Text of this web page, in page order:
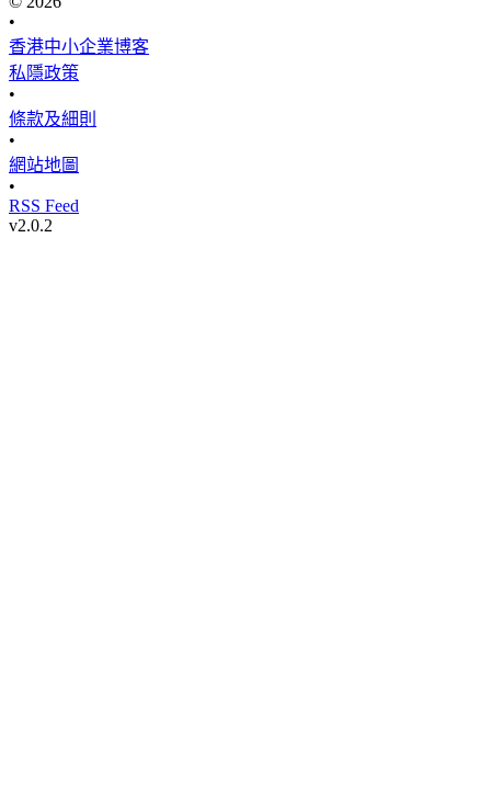
•
香港中小企業博客
私隱政策
•
條款及細則
•
網站地圖
•
RSS Feed
v2.0.2